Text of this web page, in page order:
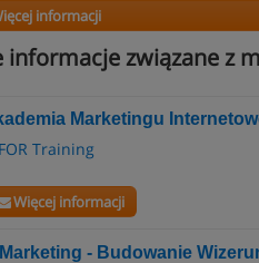
informacji
informacje związane z
Marketingu
Training
Więcej informacji
- Budowanie